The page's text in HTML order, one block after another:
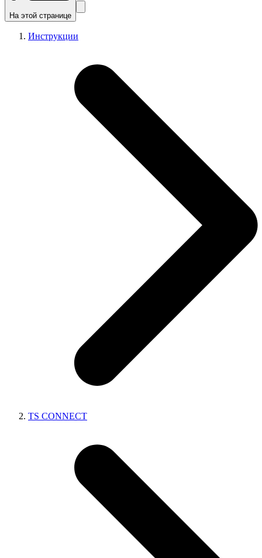
На этой странице
Инструкции
TS CONNECT